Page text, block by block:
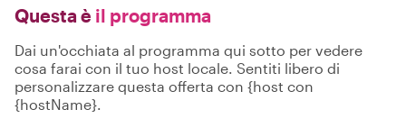
Questa è il programma
Dai un'occhiata al programma qui sotto per vedere
cosa farai con il tuo host locale. Sentiti libero di
personalizzare questa offerta con {host con
{hostName}.